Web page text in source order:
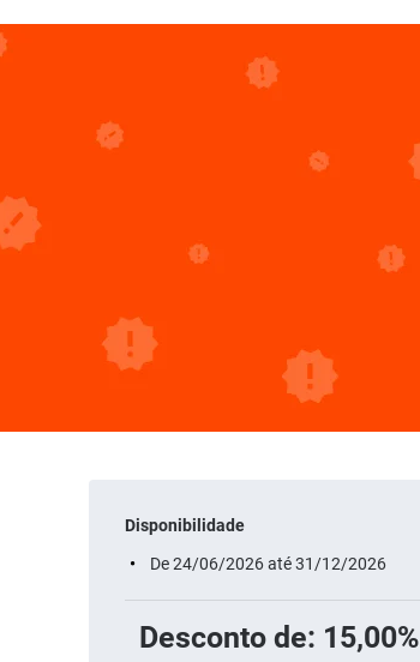
Disponibilidade
De 24/06/2026 até 31/12/2026
Desconto de: 15,00%